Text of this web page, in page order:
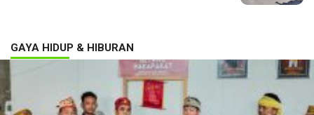
GAYA HIDUP & HIBURAN